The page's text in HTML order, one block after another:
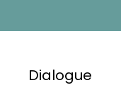
Dialogue